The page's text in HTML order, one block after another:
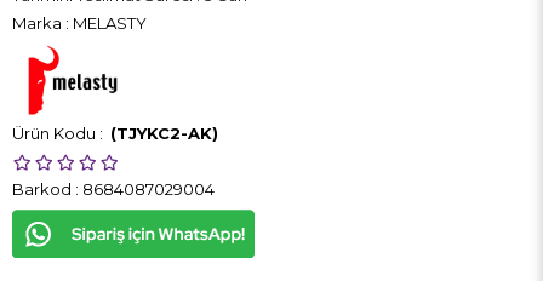
Marka : MELASTY
(TJYKC2-AK)
Barkod : 8684087029004